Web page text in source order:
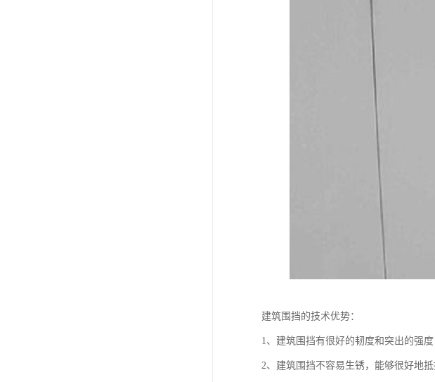
建筑围挡的技术优势：
1、建筑围挡有很好的韧度和突出的
2、建筑围挡不容易生锈，能够很好地